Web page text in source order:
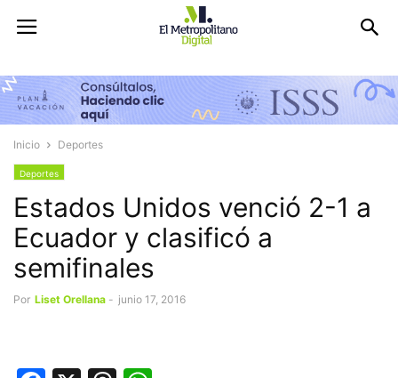
Inicio Deportes
Deportes
Estados Unidos venció 2-1 a
Ecuador y clasificó a
semifinales
Por Liset Orellana - junio 17, 2016